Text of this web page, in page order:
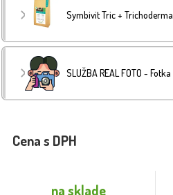
Symbivit Tric + Trichoderma
SLUŽBA REAL FOTO -
Cena s DPH
na sklade